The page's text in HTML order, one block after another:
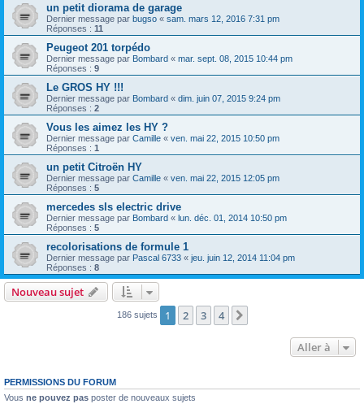
un petit diorama de garage
Dernier message par bugso « sam. mars 12, 2016 7:31 pm
Réponses : 11
Peugeot 201 torpédo
Dernier message par Bombard « mar. sept. 08, 2015 10:44 pm
Réponses : 9
Le GROS HY !!!
Dernier message par Bombard « dim. juin 07, 2015 9:24 pm
Réponses : 2
Vous les aimez les HY ?
Dernier message par Camille « ven. mai 22, 2015 10:50 pm
Réponses : 1
un petit Citroën HY
Dernier message par Camille « ven. mai 22, 2015 12:05 pm
Réponses : 5
mercedes sls electric drive
Dernier message par Bombard « lun. déc. 01, 2014 10:50 pm
Réponses : 5
recolorisations de formule 1
Dernier message par Pascal 6733 « jeu. juin 12, 2014 11:04 pm
Réponses : 8
Nouveau sujet
186 sujets 1 2 3 4
Aller à
PERMISSIONS DU FORUM
Vous ne pouvez pas poster de nouveaux sujets